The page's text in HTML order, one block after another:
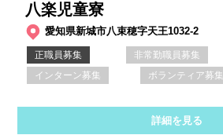
八楽児童寮
愛知県新城市八束穂字天王1032-2
正職員募集 非常勤職員募集
インターン募集
ボランティア募集
詳細を見る